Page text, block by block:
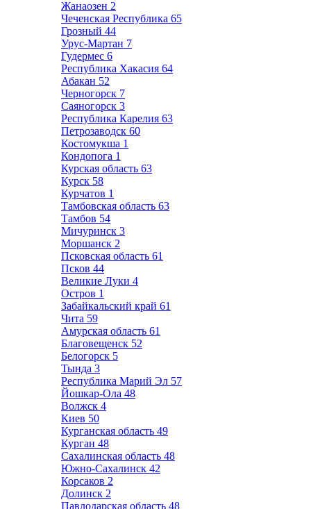
Жанаозен 2
Чеченская Республика 65
Грозный 44
Урус-Мартан 7
Гудермес 6
Республика Хакасия 64
Абакан 52
Черногорск 7
Саяногорск 3
Республика Карелия 63
Петрозаводск 60
Костомукша 1
Кондопога 1
Курская область 63
Курск 58
Курчатов 1
Тамбовская область 63
Тамбов 54
Мичуринск 3
Моршанск 2
Псковская область 61
Псков 44
Великие Луки 4
Остров 1
Забайкальский край 61
Чита 59
Амурская область 61
Благовещенск 52
Белогорск 5
Тында 3
Республика Марий Эл 57
Йошкар-Ола 48
Волжск 4
Киев 50
Курганская область 49
Курган 48
Сахалинская область 48
Южно-Сахалинск 42
Корсаков 2
Долинск 2
Павлодарская область 48